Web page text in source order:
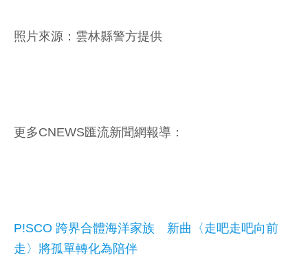
照片來源：雲林縣警方提供
更多CNEWS匯流新聞網報導：
P!SCO 跨界合體海洋家族 新曲〈走吧走吧向前
走〉將孤單轉化為陪伴